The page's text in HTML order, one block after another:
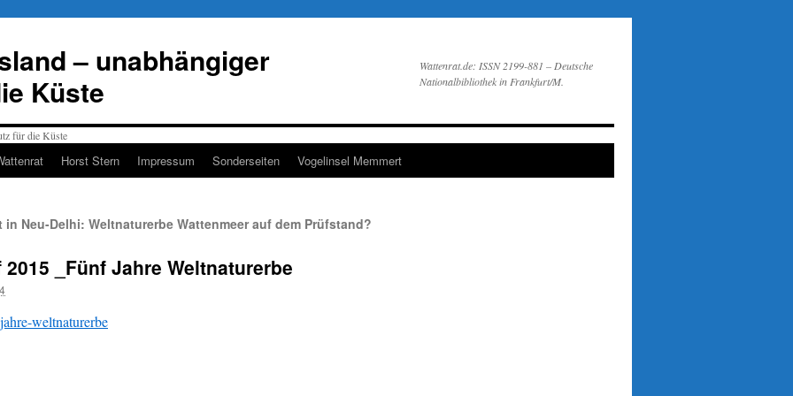
– unabhängiger
Küste
Wattenrat.de: ISSN 2199-881 – Deutsche
Nationalbibliothek in Frankfurt/M.
Horst Stern Impressum Sonderseiten Vogelinsel Memmert
in Neu-Delhi: Weltnaturerbe Wattenmeer auf dem Prüfstand?
_Fünf Jahre Weltnaturerbe
weltnaturerbe